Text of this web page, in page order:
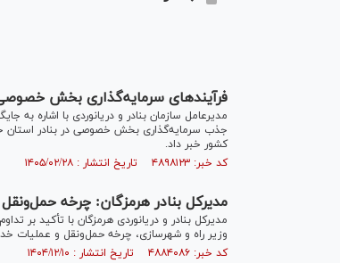
فرآیندهای سرمایه‌گذاری بخش خصوصی
مدیرعامل سازمان بنادر و دریانوردی با اشاره
جذب سرمایه‌گذاری بخش خصوصی در بنادر استان
کشور خبر داد.
کد خبر: ۴۸۹۸۱۲۳ تاریخ انتشار : ۱۴۰۵/۰۲/۲۸
مدیرکل بنادر هرمزگان: چرخه
مدیرکل بنادر و دریانوردی هرمزگان با تأکید بر
وزیر راه و شهرسازی، چرخه حمل‌و‌نقل و عملیات
کد خبر: ۴۸۸۴۰۸۶ تاریخ انتشار : ۱۴۰۴/۱۲/۱۰